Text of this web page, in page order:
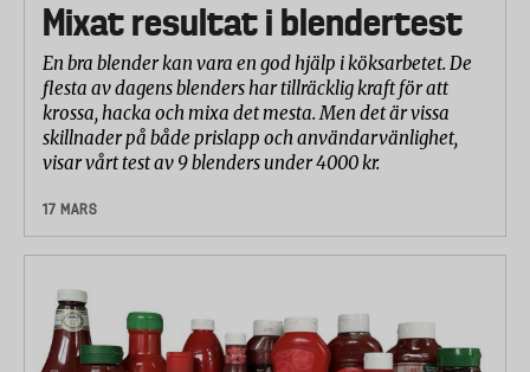
Mixat resultat i blendertest
En bra blender kan vara en god hjälp i köksarbetet. De
flesta av dagens blenders har tillräcklig kraft för att
krossa, hacka och mixa det mesta. Men det är vissa
skillnader på både prislapp och användarvänlighet,
visar vårt test av 9 blenders under 4000 kr.
17 MARS